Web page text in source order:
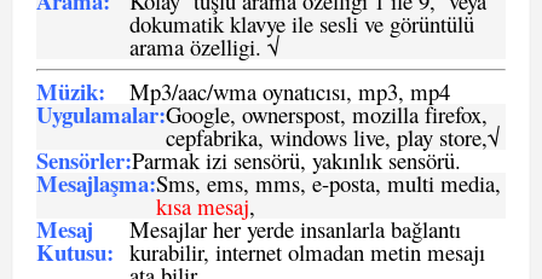
dokumatik klavye ile sesli ve görüntülü
arama özelligi. √
Müzik: Mp3/aac/wma oynatıcısı, mp3, mp4
Uygulamalar:Google, ownerspost, mozilla firefox,
cepfabrika, windows live, play store,√
Sensörler:Parmak izi sensörü, yakınlık sensörü.
Mesajlaşma:Sms, ems, mms, e-posta, multi media,
kısa mesaj,
Mesaj
Kutusu:
Mesajlar her yerde insanlarla bağlantı
kurabilir, internet olmadan metin mesajı